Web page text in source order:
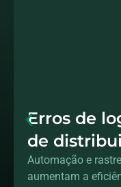
Erros de
de
falhas em
Automação e
aumentam a